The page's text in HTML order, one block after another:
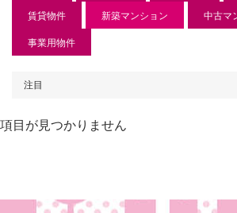
賃貸物件
新築マンション
中古マ
事業用物件
注目
項目が見つかりません
top-